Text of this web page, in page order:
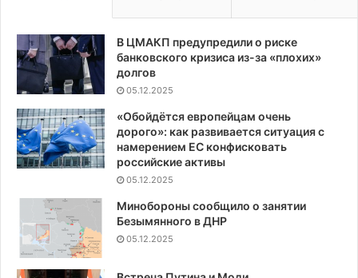
В ЦМАКП предупредили о риске
банковского кризиса из-за «плохих»
долгов
05.12.2025
«Обойдётся европейцам очень
дорого»: как развивается ситуация с
намерением ЕС конфисковать
российские активы
05.12.2025
Минобороны сообщило о занятии
Безымянного в ДНР
05.12.2025